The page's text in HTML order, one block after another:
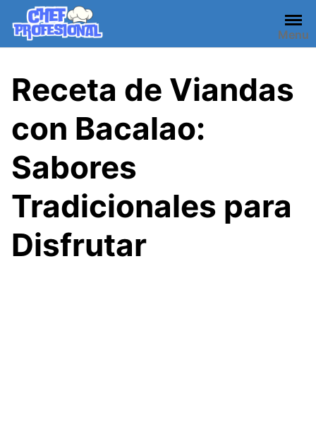
content
Menu
Receta de Viandas
con Bacalao:
Sabores
Tradicionales para
Disfrutar